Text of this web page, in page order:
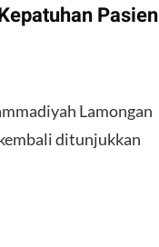
Pasien
Lamongan
ditunjukkan